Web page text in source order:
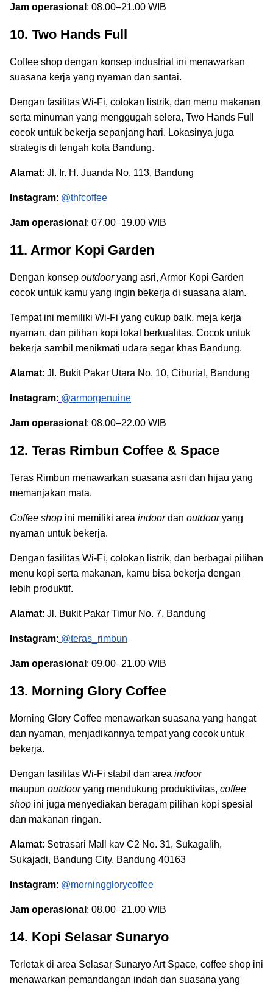
Jam operasional : 08.00–21.00 WIB
10. Two Hands Full
Coffee shop dengan konsep industrial ini menawarkan
suasana kerja yang nyaman dan santai.
Dengan fasilitas Wi-Fi, colokan listrik, dan menu makanan
serta minuman yang menggugah selera, Two Hands Full
cocok untuk bekerja sepanjang hari. Lokasinya juga
strategis di tengah kota Bandung.
Alamat: Jl. Ir. H. Juanda No. 113, Bandung
Instagram: @thfcoffee
Jam operasional : 07.00–19.00 WIB
11. Armor Kopi Garden
Dengan konsep outdooryang asri, Armor Kopi Garden
cocok untuk kamu yang ingin bekerja di suasana alam.
Tempat ini memiliki Wi-Fi yang cukup baik, meja kerja
nyaman, dan pilihan kopi lokal berkualitas. Cocok untuk
bekerja sambil menikmati udara segar khas Bandung.
Alamat: Jl. Bukit Pakar Utara No. 10, Ciburial, Bandung
Instagram: @armorgenuine
Jam operasional : 08.00–22.00 WIB
12. Teras Rimbun Coffee & Space
Teras Rimbun menawarkan suasana asri dan hijau yang
memanjakan mata.
Coffee shop ini memiliki area indoordan outdooryang
nyaman untuk bekerja.
Dengan fasilitas Wi-Fi, colokan listrik, dan berbagai pilihan
menu kopi serta makanan, kamu bisa bekerja dengan
lebih produktif.
Alamat: Jl. Bukit Pakar Timur No. 7, Bandung
Instagram: @teras_rimbun
Jam operasional : 09.00–21.00 WIB
13. Morning Glory Coffee
Morning Glory Coffee menawarkan suasana yang hangat
dan nyaman, menjadikannya tempat yang cocok untuk
bekerja.
Dengan fasilitas Wi-Fi stabil dan area indoor
maupun outdooryang mendukung produktivitas, coffee
shop ini juga menyediakan beragam pilihan kopi spesial
dan makanan ringan.
Alamat: Setrasari Mall kav C2 No. 31, Sukagalih,
Sukajadi, Bandung City, Bandung 40163
Instagram: @morningglorycoffee
Jam operasional : 08.00–21.00 WIB
14. Kopi Selasar Sunaryo
Terletak di area Selasar Sunaryo Art Space, coffee shop ini
menawarkan pemandangan indah dan suasana yang